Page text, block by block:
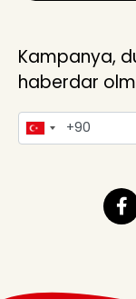
Kampanya,
haberdar